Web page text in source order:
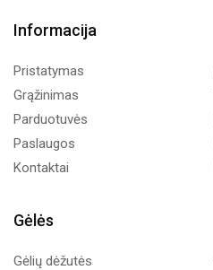
Informacija
Pristatymas
Grąžinimas
Parduotuvės
Paslaugos
Kontaktai
Gėlės
Gėlių dėžutės